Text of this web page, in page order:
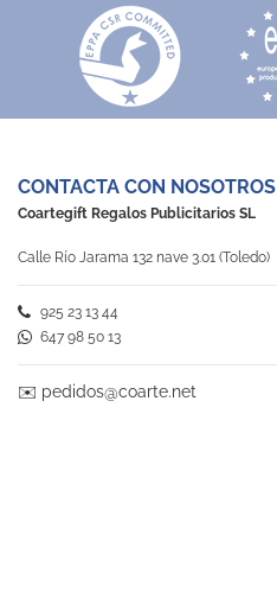
CONTACTA CON NOSOTROS
Coartegift Regalos Publicitarios SL
Calle Río Jarama 132 nave 3.01 (Toledo)
925 23 13 44
647 98 50 13
✉️ pedidos@coarte.net